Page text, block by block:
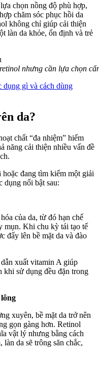
chọn nồng độ phù hợp,
chăm sóc phục hồi da
không chỉ giúp cải thiện
làn da khỏe, ổn định và trẻ
nhưng cần lựa chọn
dụng gì và cách dùng
da?
chất “đa nhiệm” hiếm
năng cải thiện nhiều vấn đề
đang tìm kiếm một giải
dụng nổi bật sau:
của da, từ đó hạn chế
mụn. Khi chu kỳ tái tạo tế
đẩy lên bề mặt da và đào
xuất vitamin A giúp
khi sử dụng đều đặn trong
xuyên, bề mặt da trở nên
gọn gàng hơn. Retinol
vật lý nhưng bằng cách
làn da sẽ trông săn chắc,